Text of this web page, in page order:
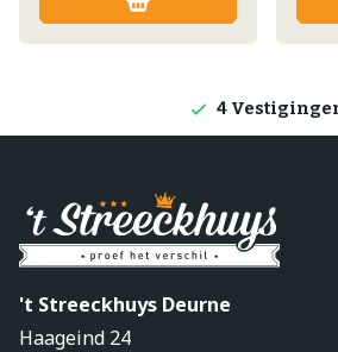
Lokale
4
't Streeckhuys Deurne
Haageind 24